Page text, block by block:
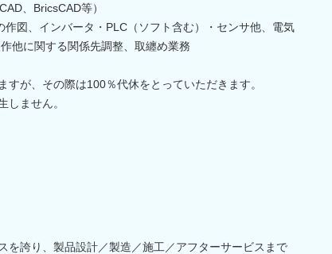
、BricsCAD等）
作図、インバータ・PLC（ソフト含む）・センサ他、電気
他に関する関係先調整、取纏め業務
が、その際は100％代休をとっていただきます。
ません。
を誇り、製品設計／製造／施工／アフターサービスまで